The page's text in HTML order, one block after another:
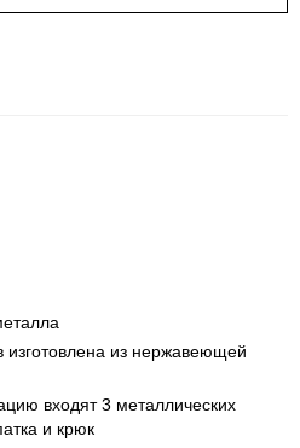
из нержавеющей
входят 3 металлических
и крюк